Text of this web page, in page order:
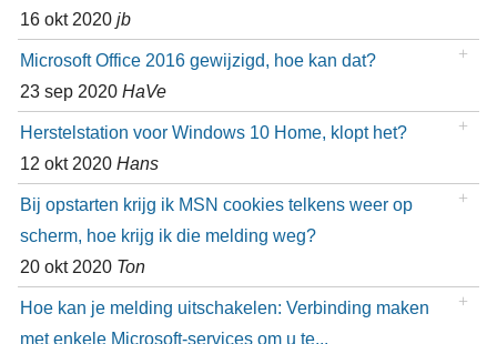
16 okt 2020 jb
Microsoft Office 2016 gewijzigd, hoe kan dat?
23 sep 2020 HaVe
Herstelstation voor Windows 10 Home, klopt het?
12 okt 2020 Hans
Bij opstarten krijg ik MSN cookies telkens weer op
scherm, hoe krijg ik die melding weg?
20 okt 2020 Ton
Hoe kan je melding uitschakelen: Verbinding maken
met enkele Microsoft-services om u te...